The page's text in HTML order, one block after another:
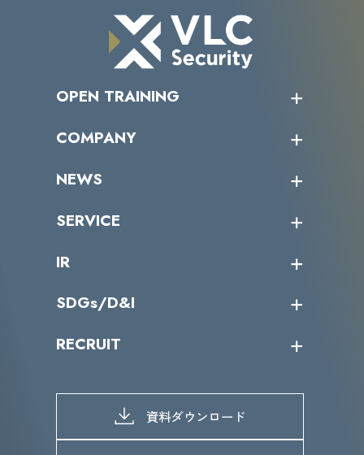
OPEN TRAINING
受講者の声
COMPANY
トップメッセージ
ミッション／ビジョン
パートナー企業一覧
NEWS
サイバーニュース
SERVICE
カテゴリー別サービス一覧
IR
IRカレンダー
IRライブラリー
よくあるご質問
SDGs/D&I
当グループのマテリアリティ
SDGs推進体制
D&Iの取り組み
RECRUIT
募集職種一覧
メッセージ
メンバーインタビュー
資料ダウンロード